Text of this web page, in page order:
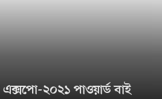
এক্সপো-২০২১ পাওয়ার্ড বাই